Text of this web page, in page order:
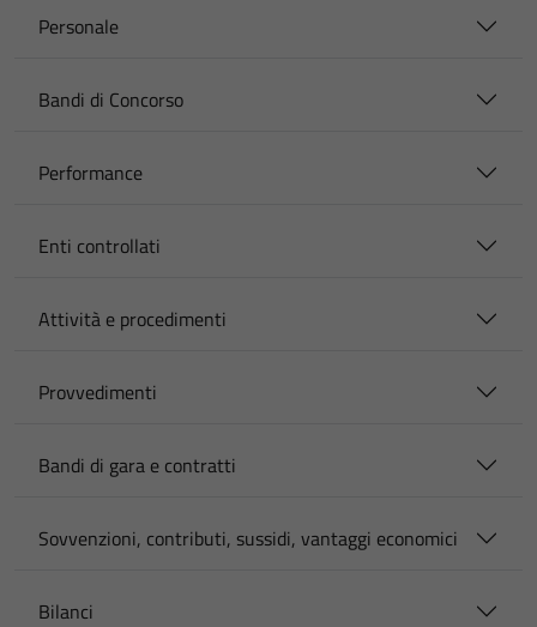
Personale
Bandi di Concorso
Performance
Enti controllati
Attività e procedimenti
Provvedimenti
Bandi di gara e contratti
Sovvenzioni, contributi, sussidi, vantaggi economici
Bilanci